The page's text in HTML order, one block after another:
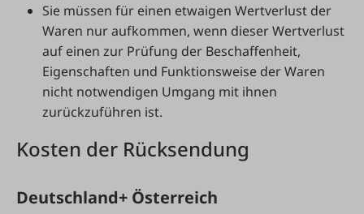
Sie müssen für einen etwaigen Wertverlust der
Waren nur aufkommen, wenn dieser Wertverlust
auf einen zur Prüfung der Beschaffenheit,
Eigenschaften und Funktionsweise der Waren
nicht notwendigen Umgang mit ihnen
zurückzuführen ist.
Kosten der Rücksendung
Deutschland+ Österreich